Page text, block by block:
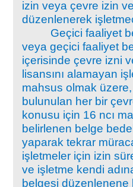
izin veya çevre izin
düzenlenerek
Geçici faaliyet
veya geçici faaliyet
içerisinde çevre izni
lisansını alamayan
mahsus olmak
bulunulan her bir
konusu için 16 ncı
belirlenen belge
yaparak tekrar
işletmeler için izin
ve işletme kendi
belgesi düzenlenene